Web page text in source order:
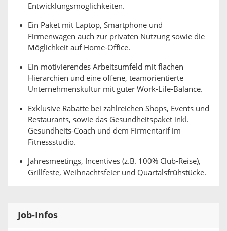
Entwicklungsmöglichkeiten.
Ein Paket mit Laptop, Smartphone und
Firmenwagen auch zur privaten Nutzung sowie die
Möglichkeit auf Home-Office.
Ein motivierendes Arbeitsumfeld mit flachen
Hierarchien und eine offene, teamorientierte
Unternehmenskultur mit guter Work-Life-Balance.
Exklusive Rabatte bei zahlreichen Shops, Events und
Restaurants, sowie das Gesundheitspaket inkl.
Gesundheits-Coach und dem Firmentarif im
Fitnessstudio.
Jahresmeetings, Incentives (z.B. 100% Club-Reise),
Grillfeste, Weihnachtsfeier und Quartalsfrühstücke.
Job-Infos